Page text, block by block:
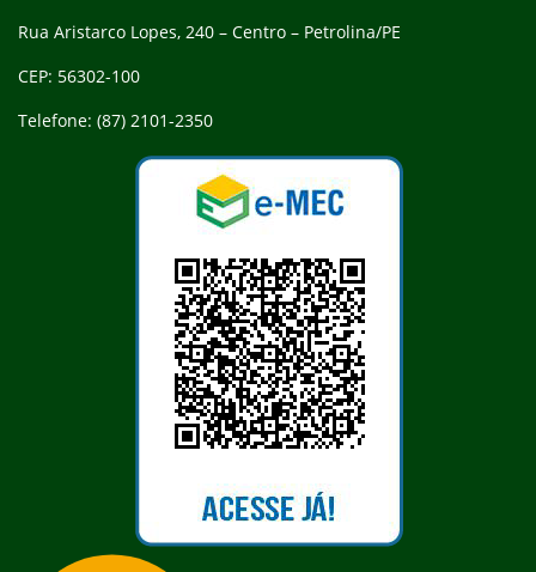
Rua Aristarco Lopes, 240 – Centro – Petrolina/PE
CEP: 56302-100
Telefone: (87) 2101-2350